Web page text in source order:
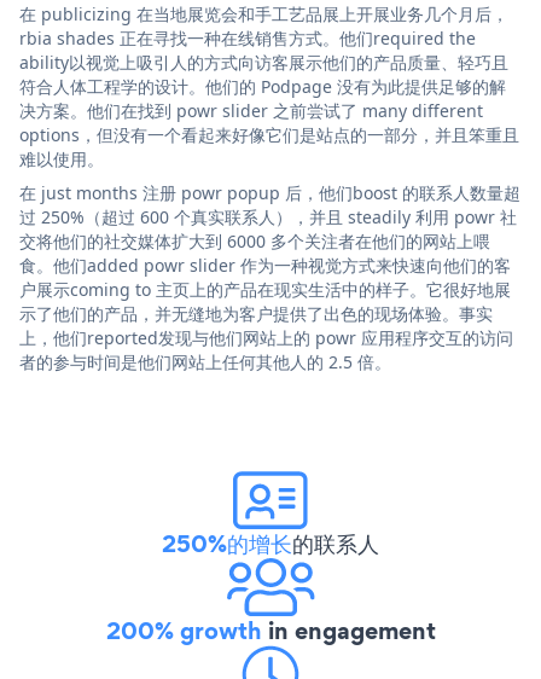
在 publicizing 在当地展览会和手工艺品展上开展业务几个月后，
rbia shades 正在寻找一种在线销售方式。他们required the
ability以视觉上吸引人的方式向访客展示他们的产品质量、轻巧且
符合人体工程学的设计。他们的 Podpage 没有为此提供足够的解
决方案。他们在找到 powr slider 之前尝试了 many different
options，但没有一个看起来好像它们是站点的一部分，并且笨重且
难以使用。
在 just months 注册 powr popup 后，他们boost 的联系人数量超
过 250%（超过 600 个真实联系人），并且 steadily 利用 powr 社
交将他们的社交媒体扩大到 6000 多个关注者在他们的网站上喂
食。他们added powr slider 作为一种视觉方式来快速向他们的客
户展示coming to 主页上的产品在现实生活中的样子。它很好地展
示了他们的产品，并无缝地为客户提供了出色的现场体验。事实
上，他们reported发现与他们网站上的 powr 应用程序交互的访问
者的参与时间是他们网站上任何其他人的 2.5 倍。
250%的增长的联系人
200% growth in engagement